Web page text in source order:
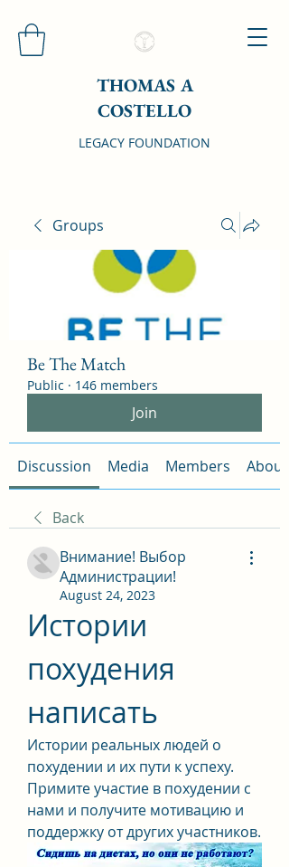
THOMAS A
COSTELLO
LEGACY FOUNDATION
Groups
Be The Match
Public · 146 members
Join
Discussion Media Members About
Back
Внимание! Выбор
Администрации!
August 24, 2023
Истории
похудения
написать
Истории реальных людей о
похудении и их пути к успеху.
Примите участие в похудении с
нами и получите мотивацию и
поддержку от других участников.